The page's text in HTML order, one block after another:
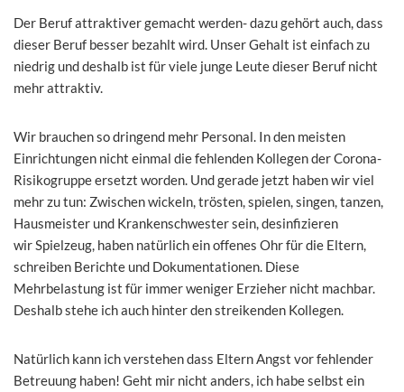
Der Beruf attraktiver gemacht werden- dazu gehört auch, dass
dieser Beruf besser bezahlt wird. Unser Gehalt ist einfach zu
niedrig und deshalb ist für viele junge Leute dieser Beruf nicht
mehr attraktiv.
Wir brauchen so dringend mehr Personal. In den meisten
Einrichtungen nicht einmal die fehlenden Kollegen der Corona-
Risikogruppe ersetzt worden. Und gerade jetzt haben wir viel
mehr zu tun: Zwischen wickeln, trösten, spielen, singen, tanzen,
Hausmeister und Krankenschwester sein, desinfizieren
wir Spielzeug, haben natürlich ein offenes Ohr für die Eltern,
schreiben Berichte und Dokumentationen. Diese
Mehrbelastung ist für immer weniger Erzieher nicht machbar.
Deshalb stehe ich auch hinter den streikenden Kollegen.
Natürlich kann ich verstehen dass Eltern Angst vor fehlender
Betreuung haben! Geht mir nicht anders, ich habe selbst ein